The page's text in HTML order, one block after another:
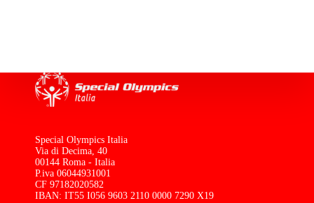
Special Olympics Italia
Via di Decima, 40
00144 Roma - Italia
P.iva 06044931001
CF 97182020582
IBAN: IT55 I056 9603 2110 0000 7290 X19